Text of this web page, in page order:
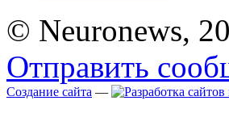
© Neuronews,
Отправить
Создание сайта —